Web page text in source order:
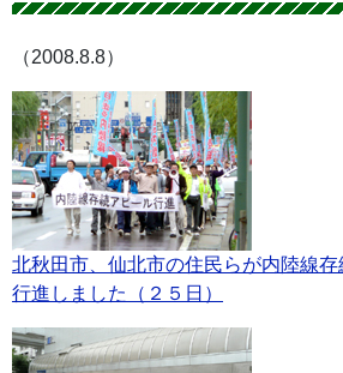
（2008.8.8）
北秋田市、仙北市の住民らが内陸線
行進しました（２５日）